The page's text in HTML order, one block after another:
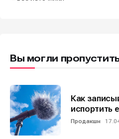
Информация
О проекте Реклама
Информация
О проекте Реклама
Вы могли
Как
испортить
Продакшн